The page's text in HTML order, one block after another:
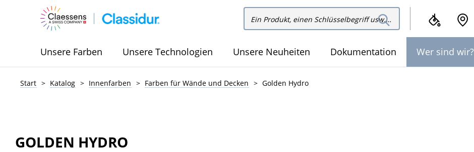
In der Website suchen
Website
suchen
Unsere Farben Unsere Technologien Unsere Neuheiten Dokumentation Wer sind wir?
Start Katalog Innenfarben Farben für Wände und Decken Golden Hydro
GOLDEN HYDRO